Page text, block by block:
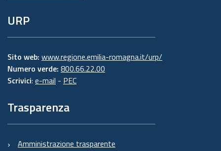
URP
Sito web: www.regione.emilia-romagna.it/urp/
Numero verde: 800.66.22.00
Scrivici: e-mail - PEC
Trasparenza
Amministrazione trasparente